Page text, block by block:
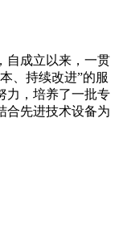
自成立以来，一贯
、持续改进”的服
力，培养了一批专
合先进技术设备为